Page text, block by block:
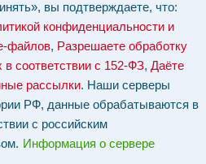
вы подтверждаете, что:
конфиденциальности и
файлов, Разрешаете обработку
соответствии с 152-ФЗ, Даёте
рассылки. Наши серверы
РФ, данные обрабатываются в
с российским
Информация о сервере
обращаясь к нам, вы:Соглашаетесь с
использованием cookie-файлов,
данных в соответствии с 152-ФЗ
.
персональных данных: по эл-почте:
551 30 80
Информация о сервере и
характер и не является